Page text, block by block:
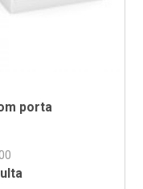
porta